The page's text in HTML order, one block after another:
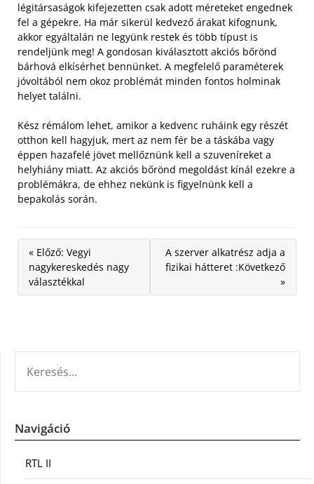
légitársaságok kifejezetten csak adott méreteket engednek
fel a gépekre. Ha már sikerül kedvező árakat kifognunk,
akkor egyáltalán ne legyünk restek és több típust is
rendeljünk meg! A gondosan kiválasztott akciós bőrönd
bárhová elkísérhet bennünket. A megfelelő paraméterek
jóvoltából nem okoz problémát minden fontos holminak
helyet találni.
Kész rémálom lehet, amikor a kedvenc ruháink egy részét
otthon kell hagyjuk, mert az nem fér be a táskába vagy
éppen hazafelé jövet mellőznünk kell a szuveníreket a
helyhiány miatt. Az akciós bőrönd megoldást kínál ezekre a
problémákra, de ehhez nekünk is figyelnünk kell a
bepakolás során.
« Előző: Vegyi
nagykereskedés nagy
választékkal
A szerver alkatrész adja a
fizikai hátteret :Következő
»
Navigáció
RTL II